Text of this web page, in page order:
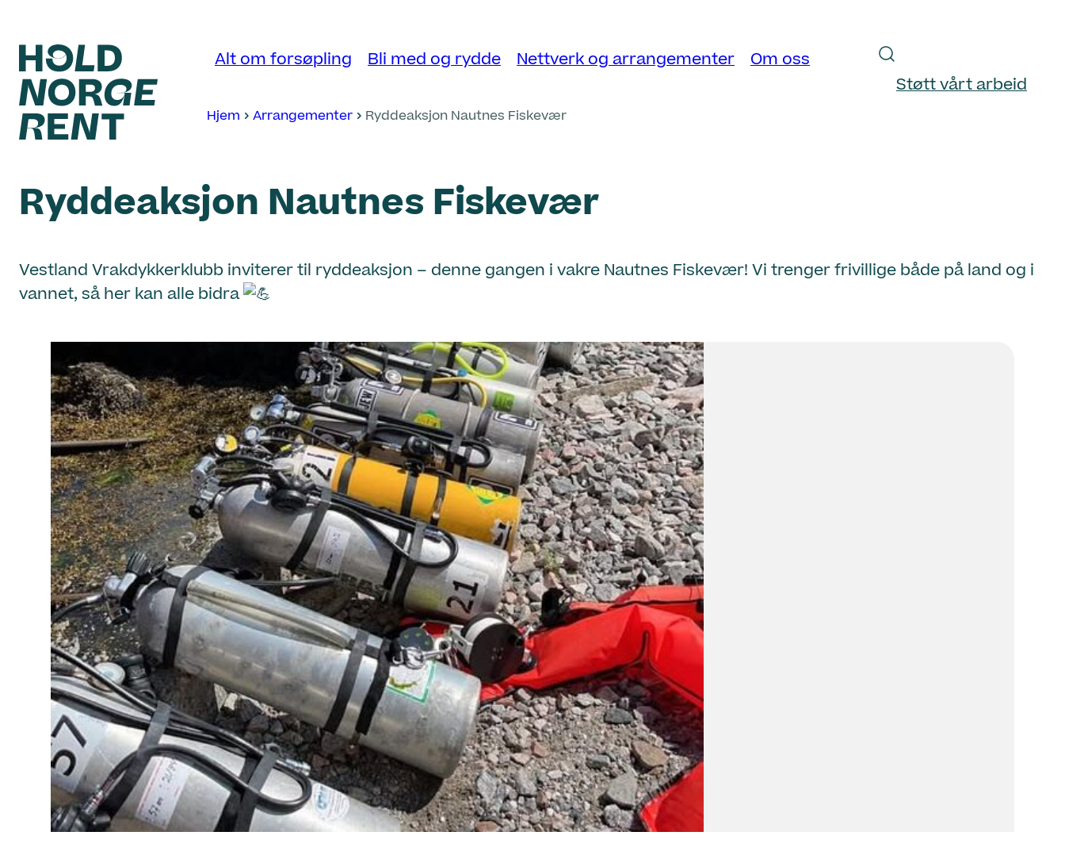
til
innhold
Norge
Rent
Alt om forsøpling Bli med og rydde Nettverk og arrangementer
Om oss
Støtt vårt arbeid
Hjem Arrangementer Ryddeaksjon Nautnes Fiskevær
Ryddeaksjon Nautnes Fiskevær
Vestland Vrakdykkerklubb inviterer til ryddeaksjon – denne gangen i vakre Nautnes Fiskevær! Vi trenger frivillige både på land og i
vannet, så her kan alle bidra